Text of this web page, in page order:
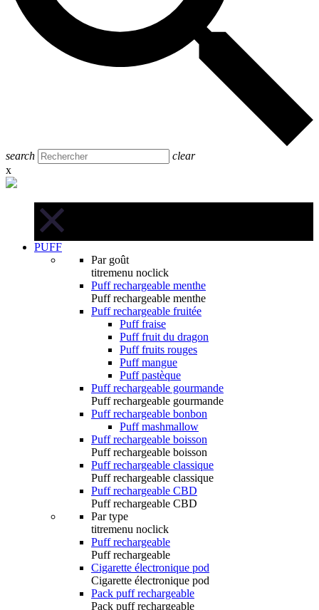
search
clear
x
PUFF
Par goût
titremenu noclick
Puff rechargeable menthe
Puff rechargeable menthe
Puff rechargeable fruitée
Puff fraise
Puff fruit du dragon
Puff fruits rouges
Puff mangue
Puff pastèque
Puff rechargeable gourmande
Puff rechargeable gourmande
Puff rechargeable bonbon
Puff mashmallow
Puff rechargeable boisson
Puff rechargeable boisson
Puff rechargeable classique
Puff rechargeable classique
Puff rechargeable CBD
Puff rechargeable CBD
Par type
titremenu noclick
Puff rechargeable
Puff rechargeable
Cigarette électronique pod
Cigarette électronique pod
Pack puff rechargeable
Pack puff rechargeable